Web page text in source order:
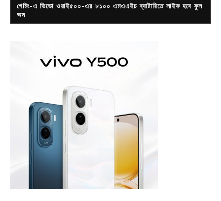
গেমিং-এ ভিভো ওয়াই৫০০-এর ৮১০০ এমএএইচ ব্যাটারিতে লাইফ হবে ফুল
অন